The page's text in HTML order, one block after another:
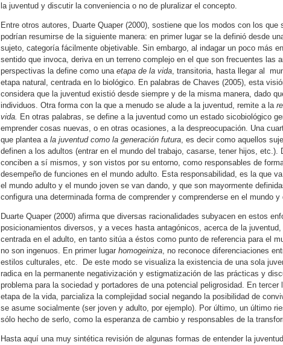
la juventud y discutir la conveniencia o no de pluralizar el concepto.
Entre otros autores, Duarte Quaper (2000), sostiene que los modos con los
podrían resumirse de la siguiente manera: en primer lugar se la definió desde
sujeto, categoría fácilmente objetivable. Sin embargo, al indagar un poco más
sentido que invoca, deriva en un terreno complejo en el que son frecuentes las
perspectivas la define como una etapa de la vida, transitoria, hasta llegar al
etapa natural, centrada en lo biológico. En palabras de Chaves (2005), esta
considera que la juventud existió desde siempre y de la misma manera, dado
individuos. Otra forma con la que a menudo se alude a la juventud, remite a la
vida. En otras palabras, se define a la juventud como un estado sicobiológico
emprender cosas nuevas, o en otras ocasiones, a la despreocupación. Una
que plantea a la juventud como la generación futura, es decir como aquellos
definen a los adultos (entrar en el mundo del trabajo, casarse, tener hijos,
conciben a sí mismos, y son vistos por su entorno, como responsables de
desempeño de funciones en el mundo adulto. Esta responsabilidad, es la que
el mundo adulto y el mundo joven se van dando, y que son mayormente
configura una determinada forma de comprender y comprenderse en el mundo
Duarte Quaper (2000) afirma que diversas racionalidades subyacen en estos
posicionamientos diversos, y a veces hasta antagónicos, acerca de la
centrada en el adulto, en tanto sitúa a éstos como punto de referencia para el
no son ingenuos. En primer lugar homogeiniza, no reconoce diferenciaciones
estilos culturales, etc. De este modo se visualiza la existencia de una sola
radica en la permanente negativización y estigmatización de las prácticas y
problema para la sociedad y portadores de una potencial peligrosidad. En
etapa de la vida, parcializa la complejidad social negando la posibilidad de
se asume socialmente (ser joven y adulto, por ejemplo). Por último, un último
sólo hecho de serlo, como la esperanza de cambio y responsables de la
Hasta aquí una muy sintética revisión de algunas formas de entender la